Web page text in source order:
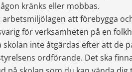
kränks eller mobbas.
arbetsmiljölagen att förebygga
för verksamheten på en
skolan inte åtgärdas efter att de
ordförande. Det ska